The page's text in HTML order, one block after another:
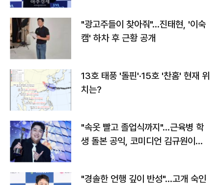
"광고주들이 찾아줘"…진태현, '이숙
캠' 하차 후 근황 공개
13호 태풍 '돌핀'·15호 '찬홈' 현재 위
치는?
"속옷 빨고 졸업식까지"…근육병 학
생 돌본 공익, 코미디언 김규원이었
"경솔한 언행 깊이 반성"…고개 숙인